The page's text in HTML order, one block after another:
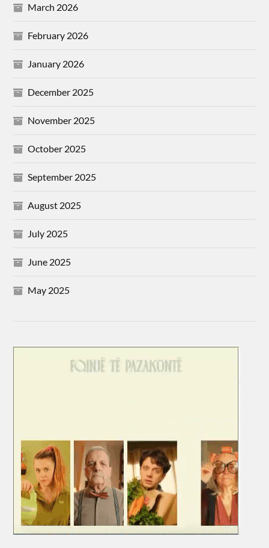
March 2026
February 2026
January 2026
December 2025
November 2025
October 2025
September 2025
August 2025
July 2025
June 2025
May 2025